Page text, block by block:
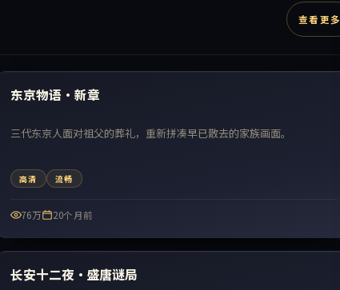
查看更多
最新
东京物语·新章
三代东京人面对祖父的葬礼，重新拼凑早已散去的家族画面。
高清 流畅
76万 20个月前
最新
长安十二夜·盛唐谜局